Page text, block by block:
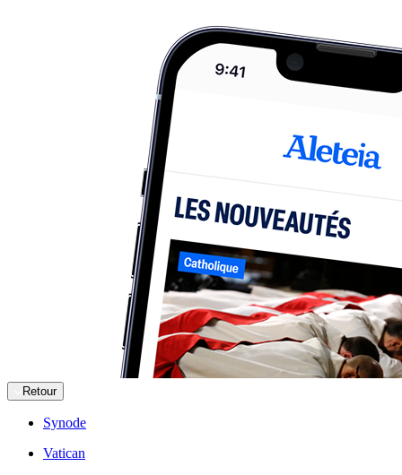
Retour
Synode
Vatican